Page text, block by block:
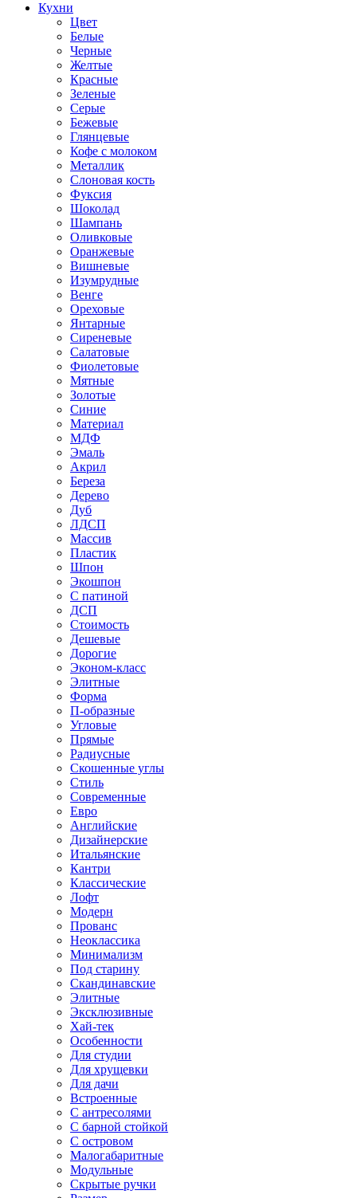
Кухни
Цвет
Белые
Черные
Желтые
Красные
Зеленые
Серые
Бежевые
Глянцевые
Кофе с молоком
Металлик
Слоновая кость
Фуксия
Шоколад
Шампань
Оливковые
Оранжевые
Вишневые
Изумрудные
Венге
Ореховые
Янтарные
Сиреневые
Салатовые
Фиолетовые
Мятные
Золотые
Синие
Материал
МДФ
Эмаль
Акрил
Береза
Дерево
Дуб
ЛДСП
Массив
Пластик
Шпон
Экошпон
С патиной
ДСП
Стоимость
Дешевые
Дорогие
Эконом-класс
Элитные
Форма
П-образные
Угловые
Прямые
Радиусные
Скошенные углы
Стиль
Современные
Евро
Английские
Дизайнерские
Итальянские
Кантри
Классические
Лофт
Модерн
Прованс
Неоклассика
Минимализм
Под старину
Скандинавские
Элитные
Эксклюзивные
Хай-тек
Особенности
Для студии
Для хрущевки
Для дачи
Встроенные
С антресолями
С барной стойкой
С островом
Малогабаритные
Модульные
Скрытые ручки